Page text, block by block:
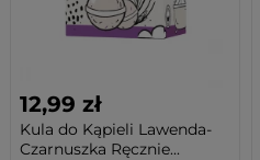
12,99 zł
Kula do Kąpieli Lawenda-
Czarnuszka Ręcznie...